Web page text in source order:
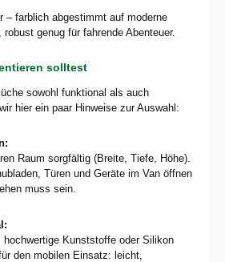
– farblich abgestimmt auf moderne
genug für fahrende Abenteuer.
solltest
sowohl funktional als auch
hier ein paar Hinweise zur Auswahl:
Raum sorgfältig (Breite, Tiefe, Höhe).
Türen und Geräte im Van öffnen
muss sein.
Kunststoffe oder Silikon
den mobilen Einsatz: leicht,